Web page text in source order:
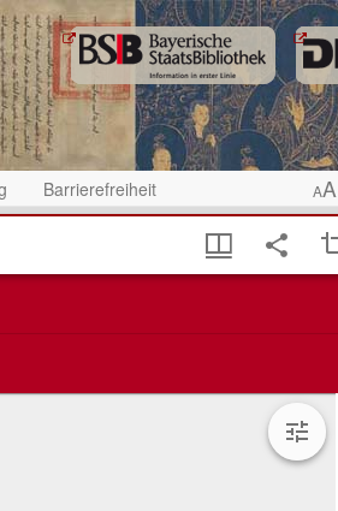
Barrierefreiheit AA